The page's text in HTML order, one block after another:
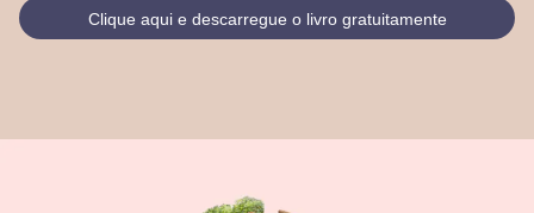
Clique aqui e descarregue o livro gratuitamente